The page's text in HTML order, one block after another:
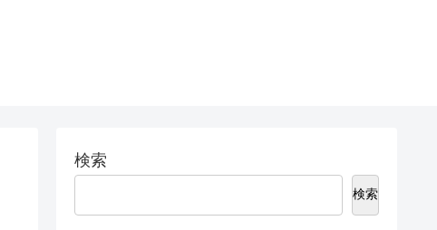
検索
検索